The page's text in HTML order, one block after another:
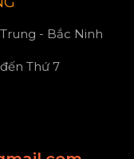
- Bắc Ninh
Thứ 7